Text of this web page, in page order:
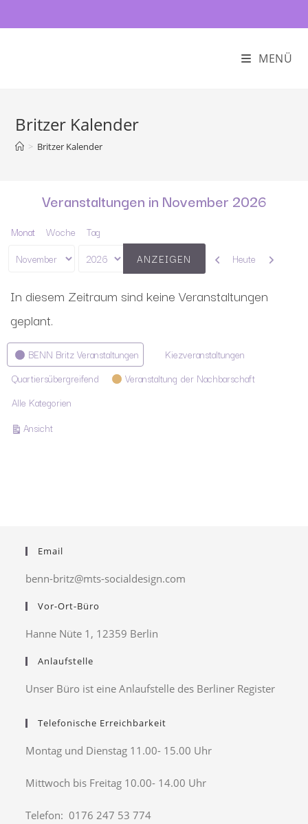
MENÜ
Britzer Kalender
> Britzer Kalender
Veranstaltungen in November 2026
Monat Woche Tag
Monat
Jahr
Zurück
Heute Weiter
In diesem Zeitraum sind keine Veranstaltungen
geplant.
Kategorien
BENN Britz Veranstaltungen
Kiezveranstaltungen
Quartiersübergreifend
Veranstaltung der Nachbarschaft
Alle Kategorien
Ansichtausdrucken
Email
benn-britz@mts-socialdesign.com
Vor-Ort-Büro
Hanne Nüte 1, 12359 Berlin
Anlaufstelle
Unser Büro ist eine Anlaufstelle des Berliner Register
Telefonische Erreichbarkeit
Montag und Dienstag 11.00- 15.00 Uhr
Mittwoch bis Freitag 10.00- 14.00 Uhr
Telefon: 0176 247 53 774